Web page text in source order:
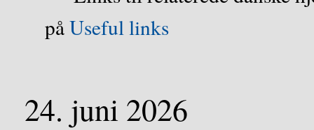
påUseful links
24. juni 2026